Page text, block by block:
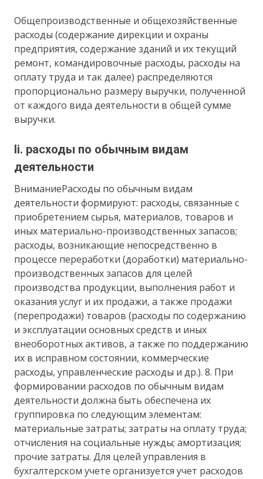
Общепроизводственные и общехозяйственные
расходы (содержание дирекции и охраны
предприятия, содержание зданий и их текущий
ремонт, командировочные расходы, расходы на
оплату труда и так далее) распределяются
пропорционально размеру выручки, полученной
от каждого вида деятельности в общей сумме
выручки.
Ii. расходы по обычным видам
деятельности
ВниманиеРасходы по обычным видам
деятельности формируют: расходы, связанные с
приобретением сырья, материалов, товаров и
иных материально-производственных запасов;
расходы, возникающие непосредственно в
процессе переработки (доработки) материально-
производственных запасов для целей
производства продукции, выполнения работ и
оказания услуг и их продажи, а также продажи
(перепродажи) товаров (расходы по содержанию
и эксплуатации основных средств и иных
внеоборотных активов, а также по поддержанию
их в исправном состоянии, коммерческие
расходы, управленческие расходы и др.). 8. При
формировании расходов по обычным видам
деятельности должна быть обеспечена их
группировка по следующим элементам:
материальные затраты; затраты на оплату труда;
отчисления на социальные нужды; амортизация;
прочие затраты. Для целей управления в
бухгалтерском учете организуется учет расходов